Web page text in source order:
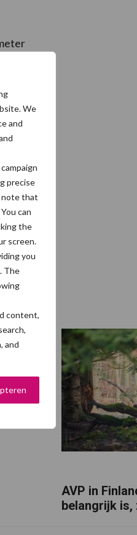
We
and
precise
note that
can
the
screen.
you
The
content,
and
sprake
te
AVP in
belangrijk is,